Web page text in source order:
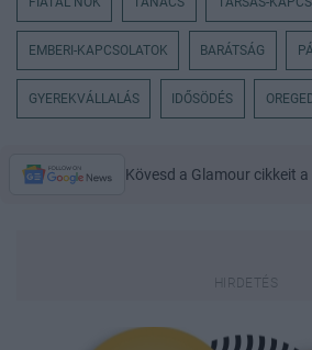
EMBERI-KAPCSOLATOK BARÁTSÁG
GYEREKVÁLLALÁS IDŐSÖDÉS
Kövesd a Glamour cikkeit a